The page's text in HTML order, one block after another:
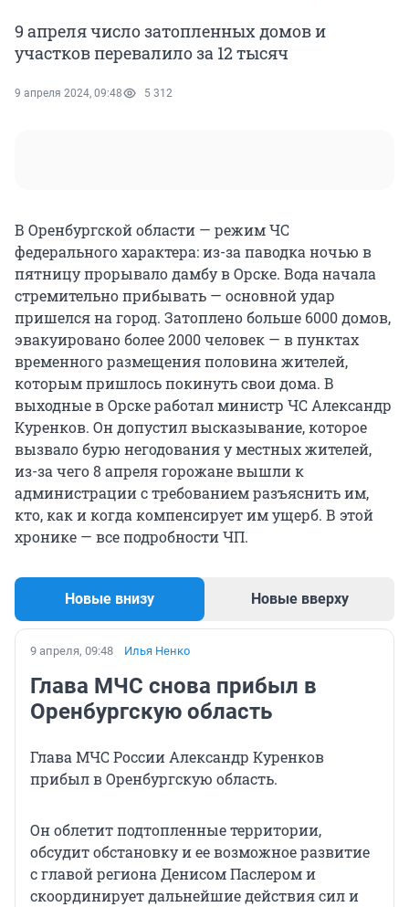
9 апреля число затопленных домов и
участков перевалило за 12 тысяч
9 апреля 2024, 09:48 5 312
В Оренбургской области — режим ЧС
федерального характера: из-за паводка ночью в
пятницу прорывало дамбу в Орске. Вода начала
стремительно прибывать — основной удар
пришелся на город. Затоплено больше 6000 домов,
эвакуировано более 2000 человек — в пунктах
временного размещения половина жителей,
которым пришлось покинуть свои дома. В
выходные в Орске работал министр ЧС Александр
Куренков. Он допустил высказывание, которое
вызвало бурю негодования у местных жителей,
из-за чего 8 апреля горожане вышли к
администрации с требованием разъяснить им,
кто, как и когда компенсирует им ущерб. В этой
хронике — все подробности ЧП.
Новые внизу Новые вверху
9 апреля, 09:48 Илья Ненко
Глава МЧС снова прибыл в
Оренбургскую область
Глава МЧС России Александр Куренков
прибыл в Оренбургскую область.
Он облетит подтопленные территории,
обсудит обстановку и ее возможное развитие
с главой региона Денисом Паслером и
скоординирует дальнейшие действия сил и